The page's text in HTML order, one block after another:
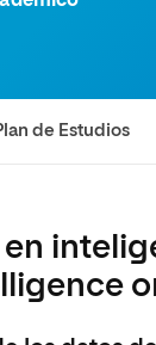
de Estudios
en